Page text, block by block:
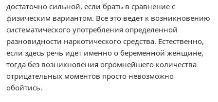
достаточно сильной, если брать в сравнение с
физическим вариантом. Все это ведет к возникновению
систематического употребления определенной
разновидности наркотического средства. Естественно,
если здесь речь идет именно о беременной женщине,
тогда без возникновения огромнейшего количества
отрицательных моментов просто невозможно
обойтись.